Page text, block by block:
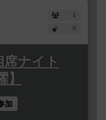
1
0
ナイト
加